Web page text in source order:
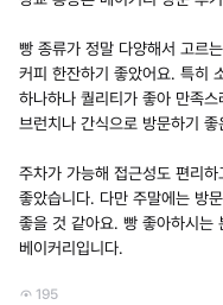
빵 종류가 정말 다양해서 고르
커피 한잔하기 좋았어요. 특히
하나하나 퀄리티가 좋아 만족
브런치나 간식으로 방문하기 좋
주차가 가능해 접근성도 편리
좋았습니다. 다만 주말에는 방
좋을 것 같아요. 빵 좋아하시는
베이커리입니다.
195